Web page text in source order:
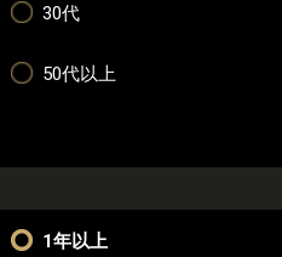
30代
50代以上
1年以上